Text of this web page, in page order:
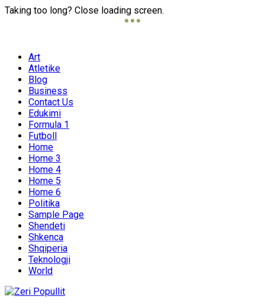
Taking too long? Close loading screen.
Art
Atletike
Blog
Business
Contact Us
Edukimi
Formula 1
Futboll
Home
Home 3
Home 4
Home 5
Home 6
Politika
Sample Page
Shendeti
Shkenca
Shqiperia
Teknologji
World